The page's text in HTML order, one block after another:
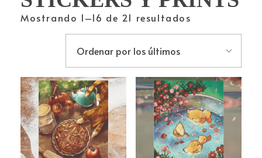
Mostrando 1–16 de 21 resultados